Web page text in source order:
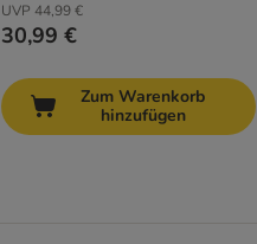
UVP 44,99 €
30,99 €
Zum Warenkorb
hinzufügen